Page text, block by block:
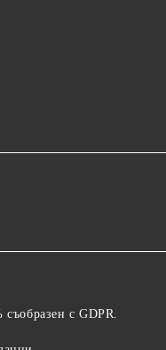
с GDPR.